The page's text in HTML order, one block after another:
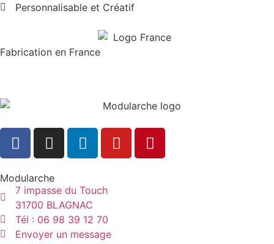
Personnalisable et Créatif
Fabrication en France
Modularche
7 impasse du Touch
31700 BLAGNAC
Tél : 06 98 39 12 70
Envoyer un message